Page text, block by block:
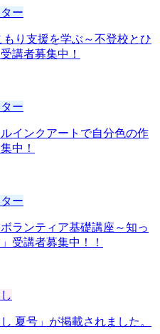
ー
り支援を学ぶ～不登校とひ
講者募集中！
ー
インクアートで自分色の作
中！
ー
ランティア基礎講座～知っ
受講者募集中！！
夏号」が掲載されました。